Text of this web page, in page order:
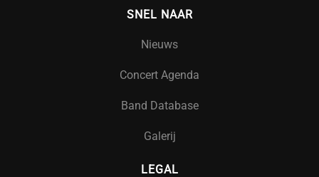
SNEL NAAR
Nieuws
Concert Agenda
Band Database
Galerij
LEGAL